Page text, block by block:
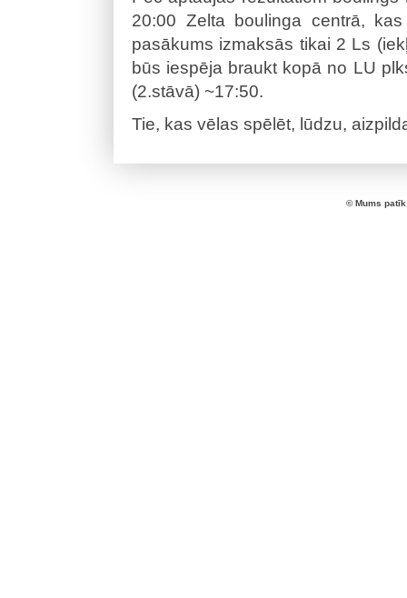
20:00 Zelta boulinga centrā,
pasākums izmaksās tikai 2 Ls
būs iespēja braukt kopā no LU
(2.stāvā) ~17:50.
Tie, kas vēlas spēlēt, lūdzu,
© Mums